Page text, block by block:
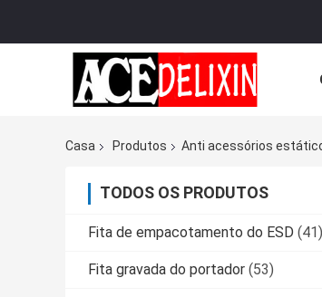
Casa Produtos Anti acessórios
TODOS OS PRODUTOS
Fita de empacotamento do ESD (41)
Fita gravada do portador (53)